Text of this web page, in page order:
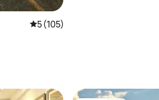
從 105 則評價中獲得 5 的平均評
5 (105)